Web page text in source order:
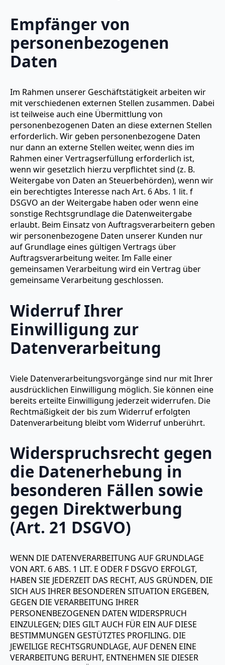
Empfänger von
personenbezogenen
Daten
Im Rahmen unserer Geschäftstätigkeit arbeiten wir
mit verschiedenen externen Stellen zusammen. Dabei
ist teilweise auch eine Übermittlung von
personenbezogenen Daten an diese externen Stellen
erforderlich. Wir geben personenbezogene Daten
nur dann an externe Stellen weiter, wenn dies im
Rahmen einer Vertragserfüllung erforderlich ist,
wenn wir gesetzlich hierzu verpflichtet sind (z. B.
Weitergabe von Daten an Steuerbehörden), wenn wir
ein berechtigtes Interesse nach Art. 6 Abs. 1 lit. f
DSGVO an der Weitergabe haben oder wenn eine
sonstige Rechtsgrundlage die Datenweitergabe
erlaubt. Beim Einsatz von Auftragsverarbeitern geben
wir personenbezogene Daten unserer Kunden nur
auf Grundlage eines gültigen Vertrags über
Auftragsverarbeitung weiter. Im Falle einer
gemeinsamen Verarbeitung wird ein Vertrag über
gemeinsame Verarbeitung geschlossen.
Widerruf Ihrer
Einwilligung zur
Datenverarbeitung
Viele Datenverarbeitungsvorgänge sind nur mit Ihrer
ausdrücklichen Einwilligung möglich. Sie können eine
bereits erteilte Einwilligung jederzeit widerrufen. Die
Rechtmäßigkeit der bis zum Widerruf erfolgten
Datenverarbeitung bleibt vom Widerruf unberührt.
Widerspruchsrecht gegen
die Datenerhebung in
besonderen Fällen sowie
gegen Direktwerbung
(Art. 21 DSGVO)
WENN DIE DATENVERARBEITUNG AUF GRUNDLAGE
VON ART. 6 ABS. 1 LIT. E ODER F DSGVO ERFOLGT,
HABEN SIE JEDERZEIT DAS RECHT, AUS GRÜNDEN, DIE
SICH AUS IHRER BESONDEREN SITUATION ERGEBEN,
GEGEN DIE VERARBEITUNG IHRER
PERSONENBEZOGENEN DATEN WIDERSPRUCH
EINZULEGEN; DIES GILT AUCH FÜR EIN AUF DIESE
BESTIMMUNGEN GESTÜTZTES PROFILING. DIE
JEWEILIGE RECHTSGRUNDLAGE, AUF DENEN EINE
VERARBEITUNG BERUHT, ENTNEHMEN SIE DIESER